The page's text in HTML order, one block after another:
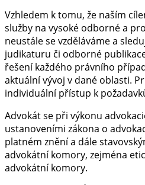
Vzhledem k tomu, že naším
služby na vysoké odborné a
neustále se vzděláváme a
judikaturu či odborné
řešení každého právního
aktuální vývoj v dané oblasti.
individuální přístup k
Advokát se při výkonu
ustanoveními zákona o
platném znění a dále
advokátní komory, zejména
advokátní komory.